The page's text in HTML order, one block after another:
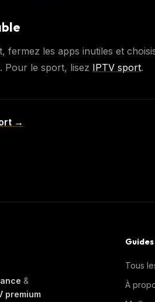
fermez les apps inutiles et
Pour le sport, lisez IPTV sport.
→
&
premium
Guides
Tous
À